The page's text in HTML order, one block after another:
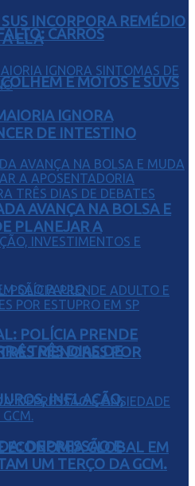
CARROS
E MOTOS E SUVS
TRÊS DIAS DE
INFLAÇÃO,
ECONOMIA GLOBAL EM
INCORPORA REMÉDIO
ELA
IGNORA
DE INTESTINO
AVANÇA NA BOLSA E
PLANEJAR A
POLÍCIA PRENDE
MENORES POR
DEPRESSÃO E
UM TERÇO DA GCM.